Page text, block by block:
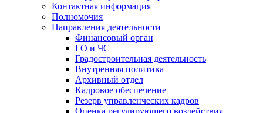
Контактная информация
Полномочия
Направления деятельности
Финансовый орган
ГО и ЧС
Градостроительная деятельность
Внутренняя политика
Архивный отдел
Кадровое обеспечение
Резерв управленческих кадров
Оценка регулирующего воздействия